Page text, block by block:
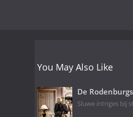
You May Also Like
De Rodenburgs
Sluwe intriges bij